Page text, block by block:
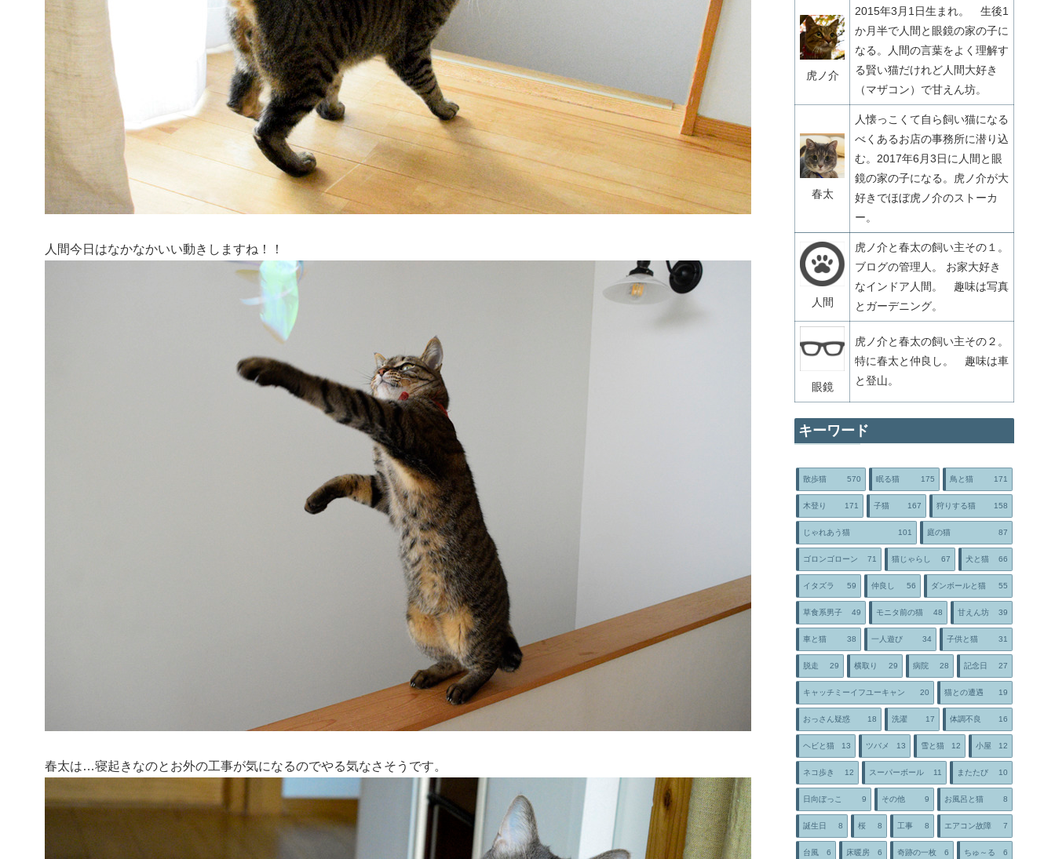
人間今日はなかなかいい動きしますね！！
春太は…寝起きなのとお外の工事が気になるのでやる気なさそうです。
虎ノ介
2015年3月1日生まれ。 生後1
か月半で人間と眼鏡の家の子に
なる。人間の言葉をよく理解す
る賢い猫だけれど人間大好き
（マザコン）で甘えん坊。
春太
人懐っこくて自ら飼い猫になる
べくあるお店の事務所に潜り込
む。2017年6月3日に人間と眼
鏡の家の子になる。虎ノ介が大
好きでほぼ虎ノ介のストーカ
ー。
人間
虎ノ介と春太の飼い主その１。
ブログの管理人。 お家大好き
なインドア人間。 趣味は写真
とガーデニング。
眼鏡
虎ノ介と春太の飼い主その２。
特に春太と仲良し。 趣味は車
と登山。
キーワード
散歩猫 570 眠る猫 175 鳥と猫 171
木登り 171 子猫 167 狩りする猫 158
じゃれあう猫 101 庭の猫 87
ゴロンゴローン 71 猫じゃらし 67 犬と猫 66
イタズラ 59 仲良し 56 ダンボールと猫 55
草食系男子 49 モニタ前の猫 48 甘えん坊 39
車と猫 38 一人遊び 34 子供と猫 31
脱走 29 横取り 29 病院 28 記念日 27
キャッチミーイフユーキャン 20 猫との遭遇 19
おっさん疑惑 18 洗濯 17 体調不良 16
ヘビと猫 13 ツバメ 13 雪と猫 12 小屋 12
ネコ歩き 12 スーパーボール 11 またたび 10
日向ぼっこ 9 その他 9 お風呂と猫 8
誕生日 8 桜 8 工事 8 エアコン故障 7
台風 6 床暖房 6 奇跡の一枚 6 ちゅ～る 6